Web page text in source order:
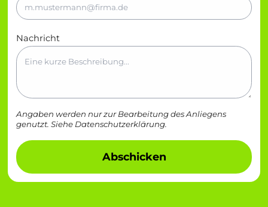
Nachricht
Angaben werden nur zur Bearbeitung des Anliegens
genutzt. Siehe Datenschutzerklärung.
Abschicken